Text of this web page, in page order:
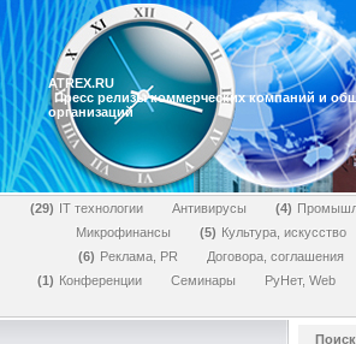
ATREX.RU
Пресс релизы коммерческих компаний и
организаций
29 IT технологии Антивирусы 4
Микрофинансы
5 Культура, искусство
6
Реклама, PR Договора, соглашения
1
Конференции Семинары РуНет, Web